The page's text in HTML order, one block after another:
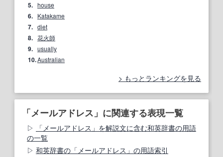
5. house
6. Katakame
7. diet
8. 花火師
9. usually
10.Australian
もっとランキングを見る
「メールアドレス」に関連する表現一覧
「メールアドレス」を解説文に含む和英辞書の用語
の一覧
和英辞書の「メールアドレス」の用語索引